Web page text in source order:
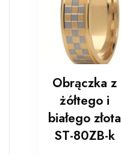
Obrączka z
żółtego i
białego złota
ST-80ZB-k